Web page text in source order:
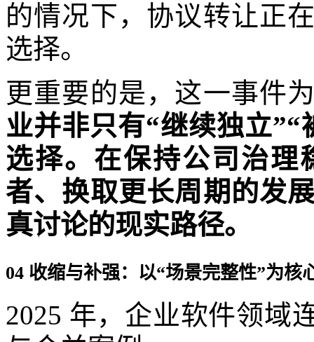
的情况下，协议转让正
选择。
更重要的是，这一事件
业并非只有“继续独立
选择。在保持公司治理
者、换取更长周期的发
真讨论的现实路径。
04 收缩与补强：以“场景完整性”为核
2025 年，企业软件领域